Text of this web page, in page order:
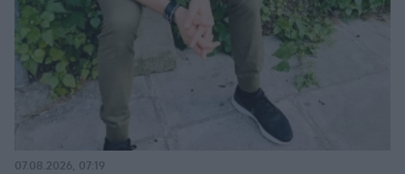
07.08.2026, 07:19